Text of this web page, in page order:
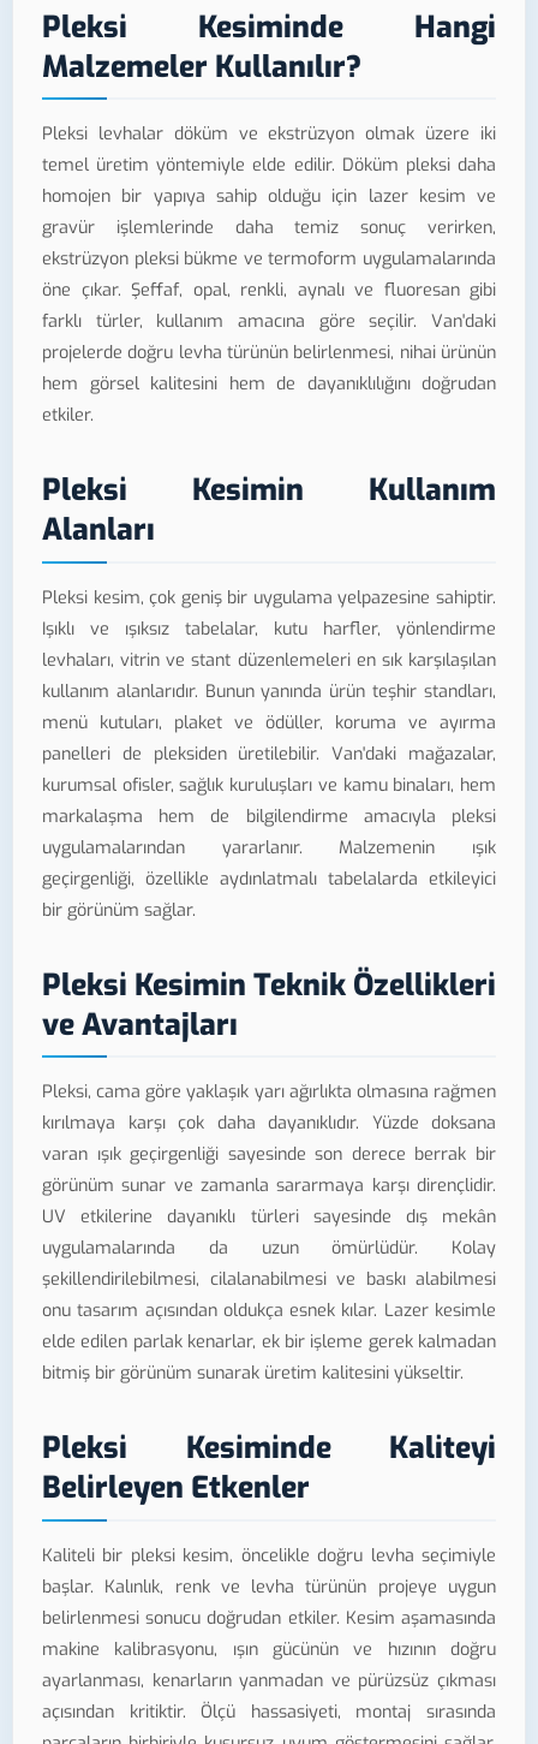
Pleksi Kesiminde Hangi
Malzemeler Kullanılır?
Pleksi levhalar döküm ve ekstrüzyon olmak üzere iki
temel üretim yöntemiyle elde edilir. Döküm pleksi daha
homojen bir yapıya sahip olduğu için lazer kesim ve
gravür işlemlerinde daha temiz sonuç verirken,
ekstrüzyon pleksi bükme ve termoform uygulamalarında
öne çıkar. Şeffaf, opal, renkli, aynalı ve fluoresan gibi
farklı türler, kullanım amacına göre seçilir. Van'daki
projelerde doğru levha türünün belirlenmesi, nihai ürünün
hem görsel kalitesini hem de dayanıklılığını doğrudan
etkiler.
Pleksi Kesimin Kullanım
Alanları
Pleksi kesim, çok geniş bir uygulama yelpazesine sahiptir.
Işıklı ve ışıksız tabelalar, kutu harfler, yönlendirme
levhaları, vitrin ve stant düzenlemeleri en sık karşılaşılan
kullanım alanlarıdır. Bunun yanında ürün teşhir standları,
menü kutuları, plaket ve ödüller, koruma ve ayırma
panelleri de pleksiden üretilebilir. Van'daki mağazalar,
kurumsal ofisler, sağlık kuruluşları ve kamu binaları, hem
markalaşma hem de bilgilendirme amacıyla pleksi
uygulamalarından yararlanır. Malzemenin ışık
geçirgenliği, özellikle aydınlatmalı tabelalarda etkileyici
bir görünüm sağlar.
Pleksi Kesimin Teknik Özellikleri
ve Avantajları
Pleksi, cama göre yaklaşık yarı ağırlıkta olmasına rağmen
kırılmaya karşı çok daha dayanıklıdır. Yüzde doksana
varan ışık geçirgenliği sayesinde son derece berrak bir
görünüm sunar ve zamanla sararmaya karşı dirençlidir.
UV etkilerine dayanıklı türleri sayesinde dış mekân
uygulamalarında da uzun ömürlüdür. Kolay
şekillendirilebilmesi, cilalanabilmesi ve baskı alabilmesi
onu tasarım açısından oldukça esnek kılar. Lazer kesimle
elde edilen parlak kenarlar, ek bir işleme gerek kalmadan
bitmiş bir görünüm sunarak üretim kalitesini yükseltir.
Pleksi Kesiminde Kaliteyi
Belirleyen Etkenler
Kaliteli bir pleksi kesim, öncelikle doğru levha seçimiyle
başlar. Kalınlık, renk ve levha türünün projeye uygun
belirlenmesi sonucu doğrudan etkiler. Kesim aşamasında
makine kalibrasyonu, ışın gücünün ve hızının doğru
ayarlanması, kenarların yanmadan ve pürüzsüz çıkması
açısından kritiktir. Ölçü hassasiyeti, montaj sırasında